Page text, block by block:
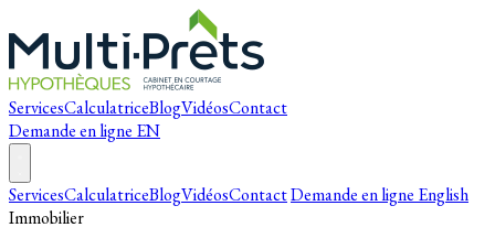
ServicesCalculatriceBlogVidéosContact
Demande en ligne EN
ServicesCalculatriceBlogVidéosContactDemande en ligne English
Immobilier